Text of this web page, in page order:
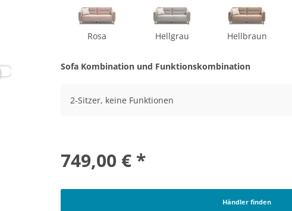
Rosa Hellgrau Hellbraun
Sofa Kombination und Funktionskombination
2-Sitzer, keine Funktionen
749,00 € *
Händler finden